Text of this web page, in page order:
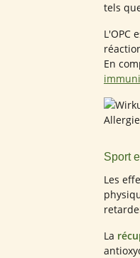
tels
L'OPC
En
Sport
Les
La